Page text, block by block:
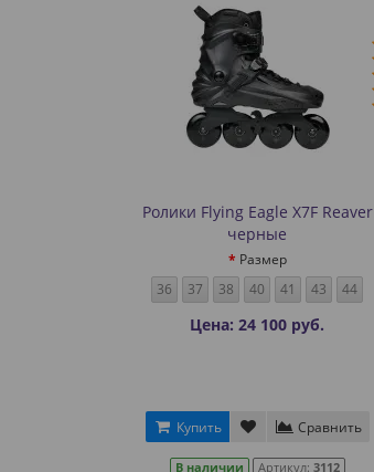
Ролики Flying Eagle X7F Reaver
черные
Размер
36
37 38 40 41 43 44
Цена: 24 100 руб.
Купить Сравнить
В наличии Артикул: 3112